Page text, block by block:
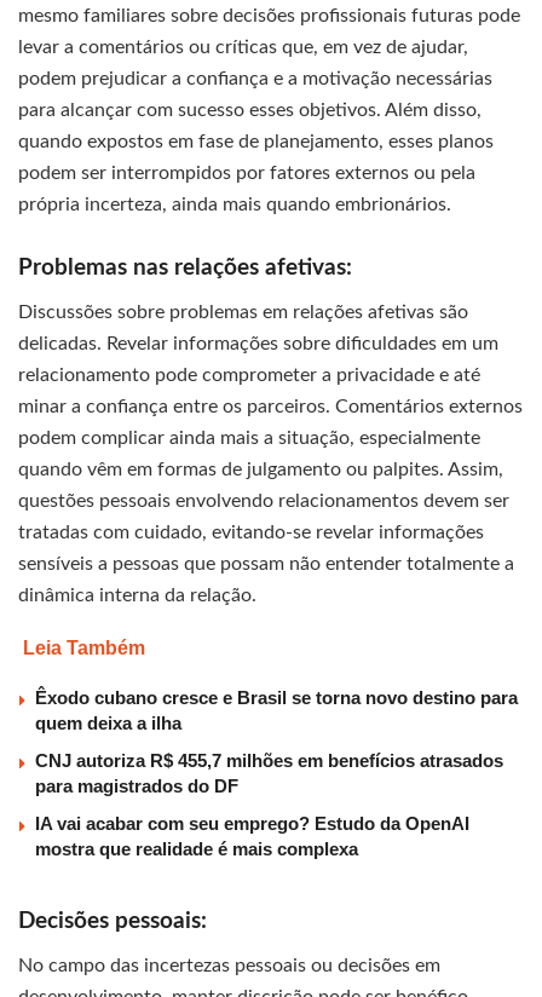
mesmo familiares sobre decisões profissionais futuras pode
levar a comentários ou críticas que, em vez de ajudar,
podem prejudicar a confiança e a motivação necessárias
para alcançar com sucesso esses objetivos. Além disso,
quando expostos em fase de planejamento, esses planos
podem ser interrompidos por fatores externos ou pela
própria incerteza, ainda mais quando embrionários.
Problemas nas relações afetivas:
Discussões sobre problemas em relações afetivas são
delicadas. Revelar informações sobre dificuldades em um
relacionamento pode comprometer a privacidade e até
minar a confiança entre os parceiros. Comentários externos
podem complicar ainda mais a situação, especialmente
quando vêm em formas de julgamento ou palpites. Assim,
questões pessoais envolvendo relacionamentos devem ser
tratadas com cuidado, evitando-se revelar informações
sensíveis a pessoas que possam não entender totalmente a
dinâmica interna da relação.
Leia Também
Êxodo cubano cresce e Brasil se torna novo destino para
quem deixa a ilha
CNJ autoriza R$ 455,7 milhões em benefícios atrasados
para magistrados do DF
IA vai acabar com seu emprego? Estudo da OpenAI
mostra que realidade é mais complexa
Decisões pessoais:
No campo das incertezas pessoais ou decisões em